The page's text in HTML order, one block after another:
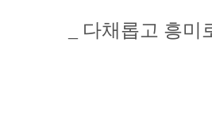
다채롭고 흥미